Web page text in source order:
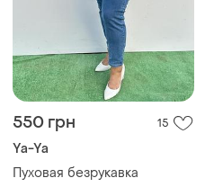
550 грн 15
Ya-Ya
Пуховая безрукавка